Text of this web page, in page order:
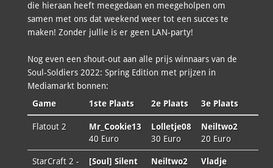
die hieraan heeft meegedaan en meegeholpen om
samen met ons dat weekend weer tot een succes te
maken! Zonder jullie is er geen LAN-party!
Nog even een shout-out aan alle prijs winnaars van de
Soul-Soldiers 2022: Spring Edition met prijzen in
Mediamarkt bonnen:
Game
1ste Plaats 2e Plaats 3e Plaats
Flatout 2
Mr_Cookie13
40 Euro
Lolletje08
30 Euro
Neiltwo2
20 Euro
StarCraft 2 -
[Soul] Silent
Neiltwo2
Vladje